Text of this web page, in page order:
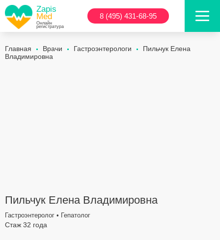
Zapis
Med
Онлайн
регистратура
8 (495) 431-68-95
Главная Врачи Гастроэнтерологи
Пильчук Елена
Владимировна
Пильчук Елена Владимировна
Гастроэнтеролог • Гепатолог
Стаж 32 года